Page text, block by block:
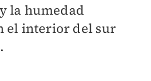
la humedad
el interior del sur